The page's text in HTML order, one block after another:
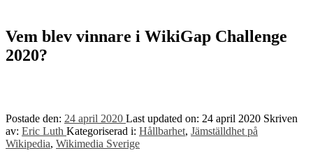
↑
Vem blev vinnare i WikiGap Challenge
2020?
Postade den: 24 april 2020 Last updated on: 24 april 2020 Skriven
av: Eric Luth Kategoriserad i: Hållbarhet, Jämställdhet på
Wikipedia, Wikimedia Sverige